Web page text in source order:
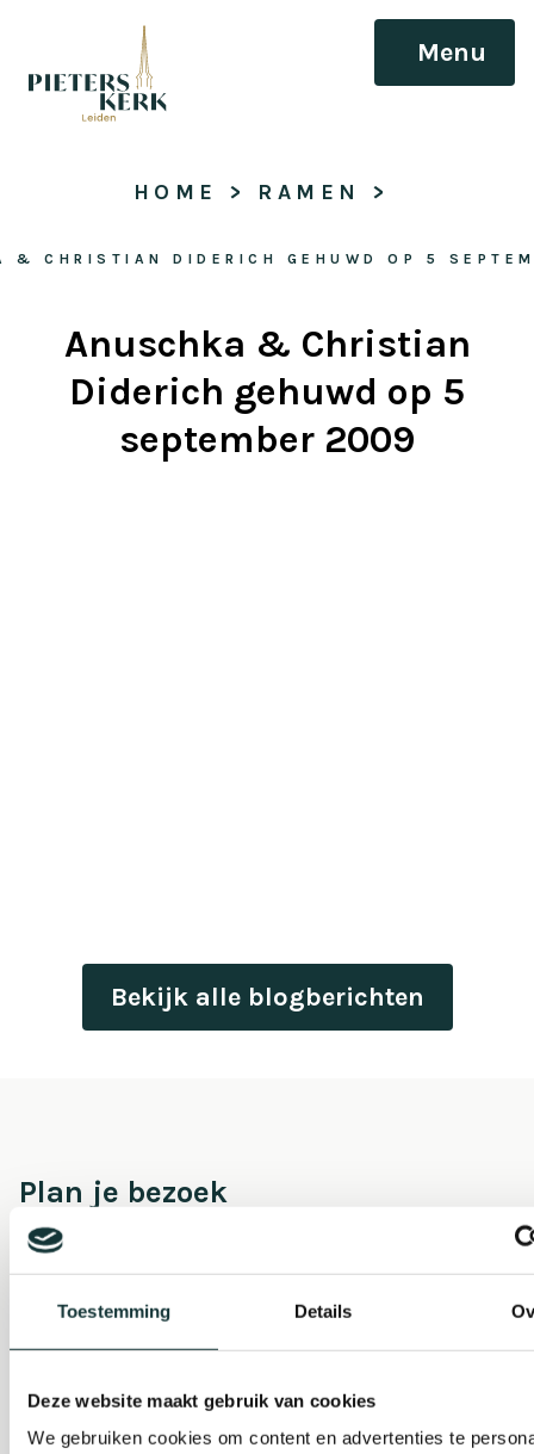
Toestemming Details
Deze website maakt gebruik van cookies
We gebruiken cookies om content en advertenties te
Menu
HOME > RAMEN >
& CHRISTIAN DIDERICH GEHUWD OP 5
Anuschka & Christian
Diderich gehuwd op 5
september 2009
Bekijk alle blogberichten
Plan je bezoek
Evenement
organiseren
Steun ons